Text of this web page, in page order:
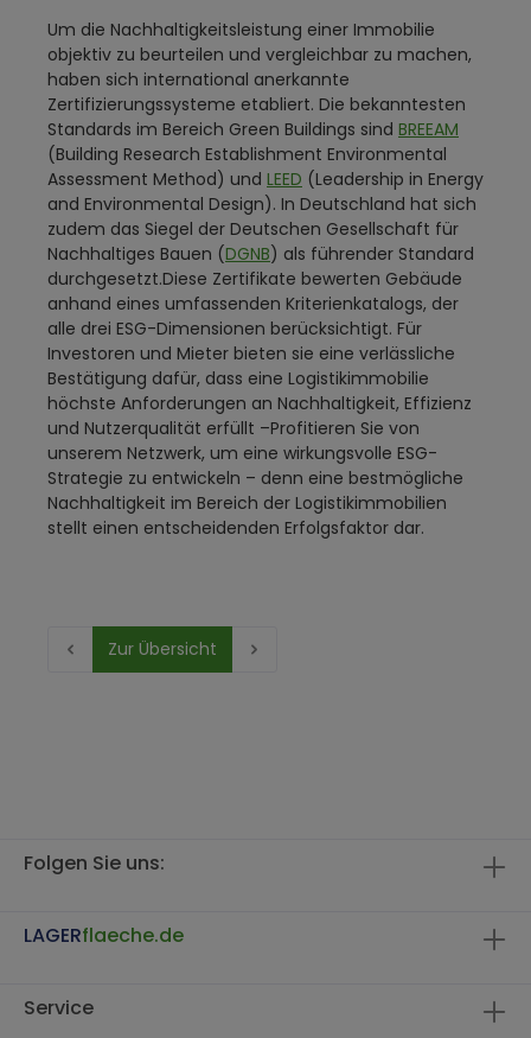
Um die Nachhaltigkeitsleistung einer Immobilie
objektiv zu beurteilen und vergleichbar zu machen,
haben sich international anerkannte
Zertifizierungssysteme etabliert. Die bekanntesten
Standards im Bereich Green Buildings sind BREEAM
(Building Research Establishment Environmental
Assessment Method) und LEED (Leadership in Energy
and Environmental Design). In Deutschland hat sich
zudem das Siegel der Deutschen Gesellschaft für
Nachhaltiges Bauen (DGNB) als führender Standard
durchgesetzt.Diese Zertifikate bewerten Gebäude
anhand eines umfassenden Kriterienkatalogs, der
alle drei ESG-Dimensionen berücksichtigt. Für
Investoren und Mieter bieten sie eine verlässliche
Bestätigung dafür, dass eine Logistikimmobilie
höchste Anforderungen an Nachhaltigkeit, Effizienz
und Nutzerqualität erfüllt –Profitieren Sie von
unserem Netzwerk, um eine wirkungsvolle ESG-
Strategie zu entwickeln – denn eine bestmögliche
Nachhaltigkeit im Bereich der Logistikimmobilien
stellt einen entscheidenden Erfolgsfaktor dar.
Zur Übersicht
Folgen Sie uns:
LAGERflaeche.de
Service